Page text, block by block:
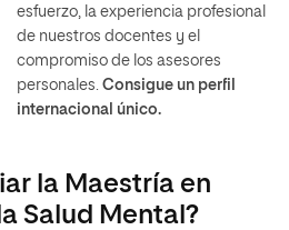
esfuerzo, la experiencia profesional
de nuestros docentes y el
compromiso de los asesores
personales.Consigue un perfil
internacional único.
la Maestría en
Salud Mental?